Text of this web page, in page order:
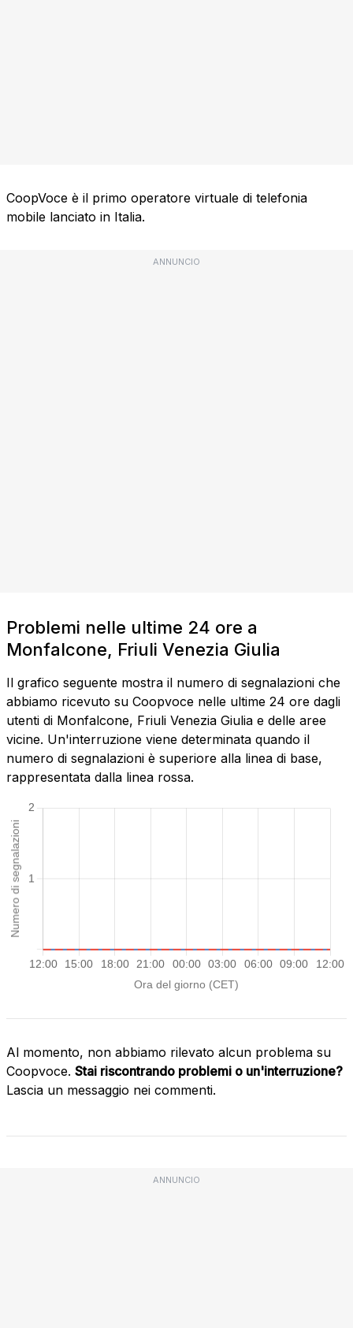
CoopVoce è il primo operatore virtuale di telefonia
mobile lanciato in Italia.
ANNUNCIO
Problemi nelle ultime 24 ore a
Monfalcone, Friuli Venezia Giulia
Il grafico seguente mostra il numero di segnalazioni che
abbiamo ricevuto su Coopvoce nelle ultime 24 ore dagli
utenti di Monfalcone, Friuli Venezia Giulia e delle aree
vicine. Un'interruzione viene determinata quando il
numero di segnalazioni è superiore alla linea di base,
rappresentata dalla linea rossa.
Al momento, non abbiamo rilevato alcun problema su
Coopvoce. Stai riscontrando problemi o un'interruzione?
Lascia un messaggio nei commenti.
ANNUNCIO